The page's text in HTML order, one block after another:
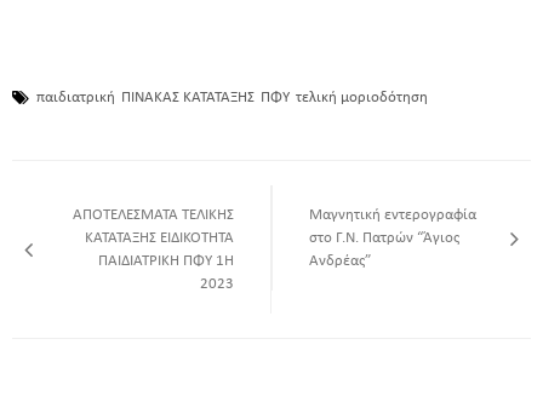
παιδιατρική ΠΙΝΑΚΑΣ ΚΑΤΑΤΑΞΗΣ ΠΦΥ τελική μοριοδότηση
ΑΠΟΤΕΛΕΣΜΑΤΑ ΤΕΛΙΚΗΣ
ΚΑΤΑΤΑΞΗΣ ΕΙΔΙΚΟΤΗΤΑ
ΠΑΙΔΙΑΤΡΙΚΗ ΠΦΥ 1Η
2023
Μαγνητική εντερογραφία
στο Γ.Ν. Πατρών “Άγιος
Ανδρέας”